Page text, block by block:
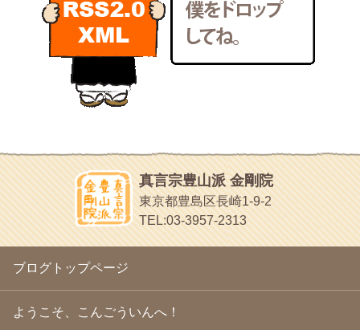
2011年1月(22)
2010年12月(21)
2010年11月
(14)
2010年9月(16)
(13)
2010年5月(22)
2010年4月(25)
2010年3月(22)
2010年2月
(23)
2010年1月(23)
2009年12月(18)
2009年10月(20)
2009年9月(20)
2009年8月 (18)
2009年7月
(21)
いろいろなことが書いてあるよ
bunchan
あちこち行って！
目白鍼灸院
日本人の繊細な体質にあわせた、やさしく気持ちよい鍼灸治療で
ほうげん日記
放言じゃなくて和尚さんの名前だよ
面白いサイトみつけたよ。
ヘェ～という感じ
chocolab.Air♪DIALY
ラブラドールのワンちゃんがかわいいよ
真言宗豊山派 金剛院
東京都豊島区長崎1-9-2
TEL:03-3957-2313
ブログトップページ
ようこそ、こんごういんへ！